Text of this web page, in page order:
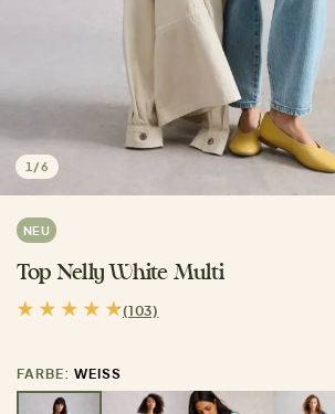
1 /6
NEU
Top Nelly White Multi
(103)
FARBE: WEISS